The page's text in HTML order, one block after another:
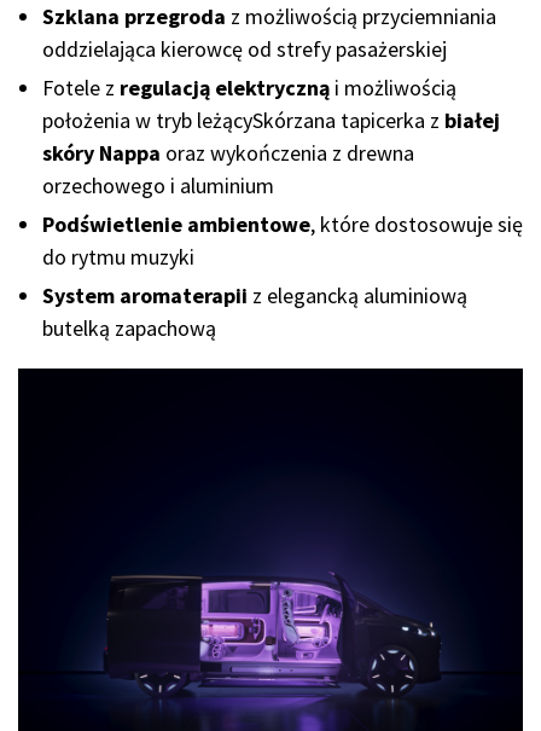
Szklana przegroda z możliwością przyciemniania
oddzielająca kierowcę od strefy pasażerskiej
Fotele z regulacją elektryczną i możliwością
położenia w tryb leżącySkórzana tapicerka z białej
skóry Nappa oraz wykończenia z drewna
orzechowego i aluminium
Podświetlenie ambientowe, które dostosowuje się
do rytmu muzyki
System aromaterapii z elegancką aluminiową
butelką zapachową